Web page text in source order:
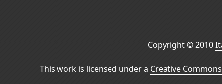
Copyright © 2010
This work is licensed under a Creative